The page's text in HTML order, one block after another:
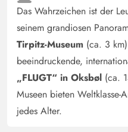
Christine Koberstein-
Deutschland
Wir waren (8 Personen)
DartSpiel wäre noch
Badezimmer sind doch
ausreichend. Wir werden
weiterempfehlen.
Das Wahrzeichen ist der
seinem grandiosen
Tirpitz-Museum (ca. 3
beeindruckende,
„FLUGT“ in Oksbøl (ca.
Museen bieten Weltklasse-
jedes Alter.